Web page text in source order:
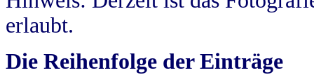
erlaubt.
Die Reihenfolge der Einträge